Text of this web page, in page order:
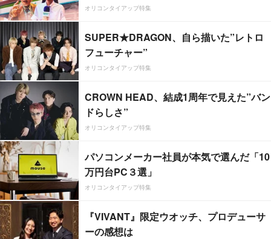
オリコンタイアップ特集
SUPER★DRAGON、自ら描いた”レトロ
フューチャー”
オリコンタイアップ特集
CROWN HEAD、結成1周年で見えた”バン
ドらしさ”
オリコンタイアップ特集
パソコンメーカー社員が本気で選んだ「10
万円台PC３選」
オリコンタイアップ特集
『VIVANT』限定ウオッチ、プロデューサ
ーの感想は